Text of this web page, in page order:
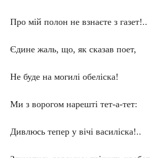
Про мій полон не взнаєте з газет!..
Єдине жаль, що, як сказав поет,
Не буде на могилі обеліска!
Ми з ворогом нарешті тет-а-тет:
Дивлюсь тепер у вічі василіска!..